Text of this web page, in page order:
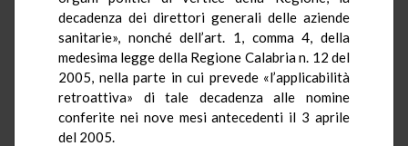
decadenza dei direttori generali delle aziende
sanitarie», nonché dell’art. 1, comma 4, della
medesima legge della Regione Calabria n. 12 del
2005, nella parte in cui prevede «l’applicabilità
retroattiva» di tale decadenza alle nomine
conferite nei nove mesi antecedenti il 3 aprile
del 2005.